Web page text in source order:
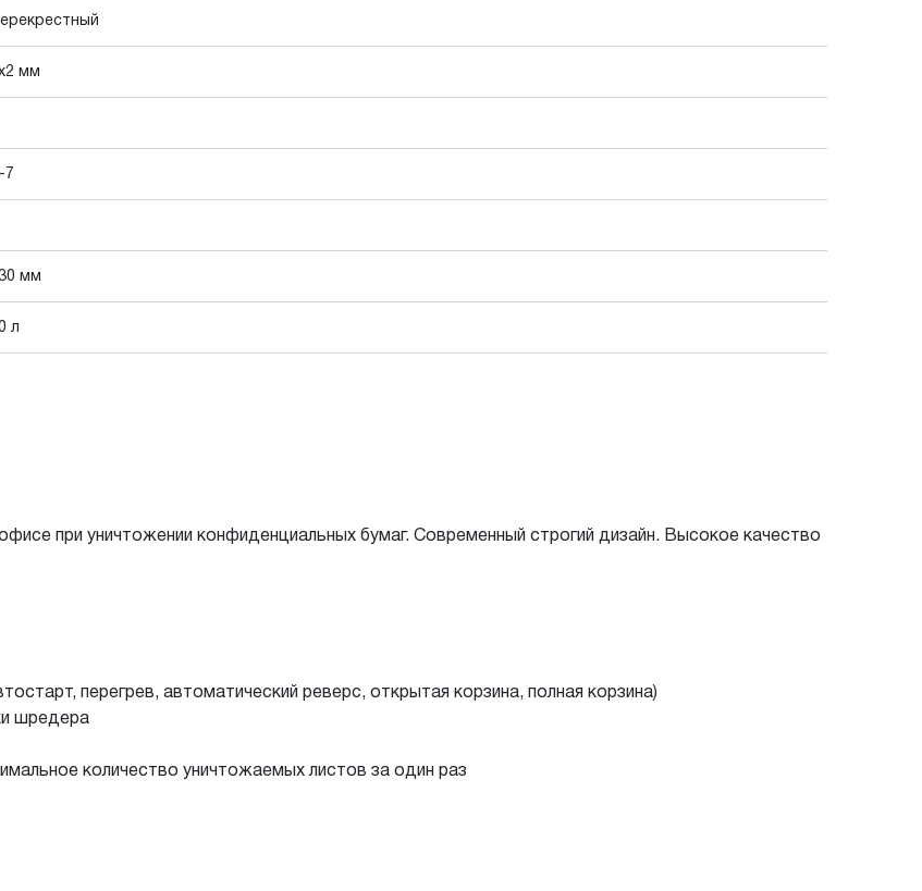
мм
7
мм
л
при уничтожении конфиденциальных бумаг. Современный строгий дизайн. Высокое качество
перегрев, автоматический реверс, открытая корзина, полная корзина)
шредера
количество уничтожаемых листов за один раз